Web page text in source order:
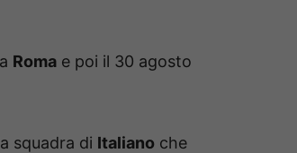
Roma e poi il 30 agosto
squadra di Italiano che